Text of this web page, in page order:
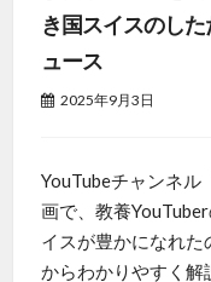
き国スイスのし
ュース
2025年9月3日
YouTubeチャンネル
画で、教養
イスが豊かになれ
からわかりやすく解